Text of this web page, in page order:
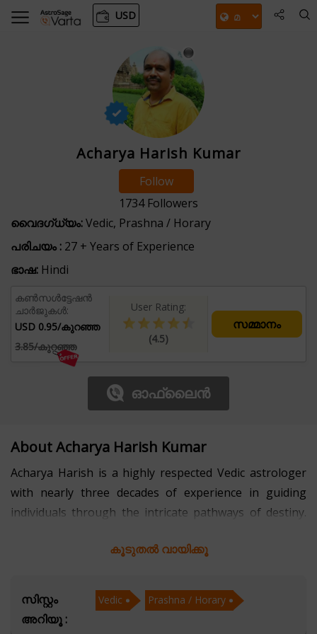
USD
Acharya Harish Kumar
Follow
1734Followers
വൈദഗ്ധ്യം:Vedic, Prashna / Horary
പരിചയം : 27 + Years of Experience
ഭാഷ: Hindi
കൺസൾട്ടേഷൻ
ചാർജുകൾ:
USD 0.95/കുറഞ്ഞ
3.85/കുറഞ്ഞ
User Rating:
(4.5)
സമ്മാനം
ഓഫ്‌ലൈൻ
About Acharya Harish Kumar
Acharya Harish is a highly respected Vedic astrologer
with nearly three decades of experience in guiding
individuals through the intricate pathways of destiny.
Prashna/Horary astrology has helped countless
challenges.
With years of dedicated practice, Acharya Harish has
കൂടുതൽ വായിക്കൂ
സിസ്റ്റം
അറിയൂ :
Vedic Prashna / Horary